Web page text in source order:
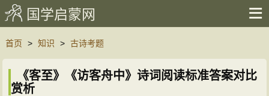
国学启蒙网
首页 > 知识 > 古诗考题
《客至》《访客舟中》诗词阅读标准答案对比
赏析